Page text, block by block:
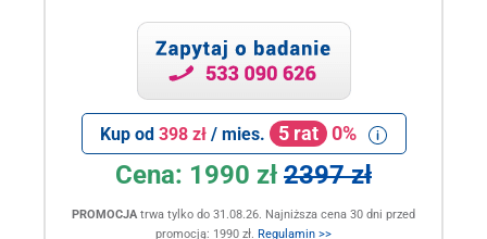
Kup od 398 zł/ mies. 5 rat 0%
Cena: 1990 zł 2397 zł
PROMOCJAtrwa tylko do 31.08.26. Najniższa cena 30 dni przed
promocją: 1990 zł. Regulamin >>